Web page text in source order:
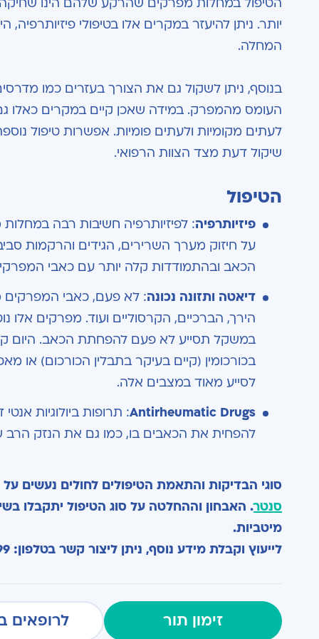
הטיפול במחלות מפרקים שהרקע שלהם הינו שחיקה
יותר. ניתן להיעזר במקרים אלו בטיפולי
המחלה.
בנוסף, ניתן לשקול גם את הצורך בעזרים כמו
העומס מהמפרק. במידה שאכן קיים במקרים כאלו
לעתים מקומיות ולעתים פומיות. אפשרות טיפול
שיקול דעת מצד הצוות הרפואי.
הטיפול
פיזיותרפיה:לפיזיותרפיה חשיבות רבה
על חיזוק מערך השרירים, הגידים והרקמות
הכאב ובהתמודדות קלה יותר עם כאבי
דיאטה ותזונה נכונה:לא פעם, כאבי
הירך, הברכיים, הקרסוליים ועוד. מפרקים אלו
במשקל תסייע לא פעם להפחתת הכאב. היום
בכורכומין (קיים בעיקר בתבלין הכורכום) או
לסייע מאוד במצבים אלה.
Antirheumatic Drugs
: תרופות ביולוגיות
להפחית את הכאבים בו, כמו גם את הנזק הרב
סוגי הבדיקות והתאמת הטיפולים לחולים נעשים
סנטר. האבחון וההחלטה על סוג הטיפול יתקבלו
מיטביות.
לייעוץ וקבלת מידע נוסף, ניתן ליצור קשר בטלפון: 09-9592999 או
זימון תור לרופאים